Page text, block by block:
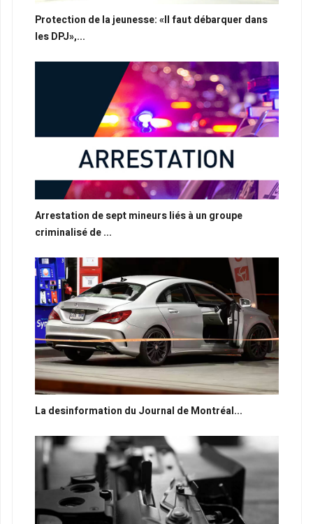
Protection de la jeunesse: «Il faut débarquer dans
les DPJ»,...
Arrestation de sept mineurs liés à un groupe
criminalisé de ...
La desinformation du Journal de Montréal...